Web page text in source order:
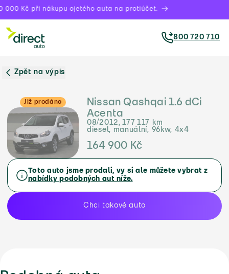
Kč při nákupu ojetého auta na protiúčet.
800 720 710
Zpět na výpis
Již prodáno
Nissan Qashqai 1.6 dCi
Acenta
08/2012, 177 117 km
diesel, manuální, 96kw, 4x4
164 900 Kč
Toto auto jsme prodali, vy si ale můžete vybrat z
nabídky podobných aut níže.
Chci takové auto